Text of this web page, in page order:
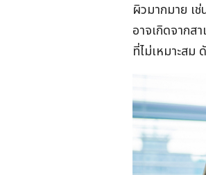
ผิวมากมาย เ
อาจเกิดจากส
ที่ไม่เหมาะส